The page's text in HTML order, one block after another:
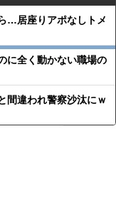
…居座りアポなしトメ
に全く動かない職場の
間違われ警察沙汰にｗ